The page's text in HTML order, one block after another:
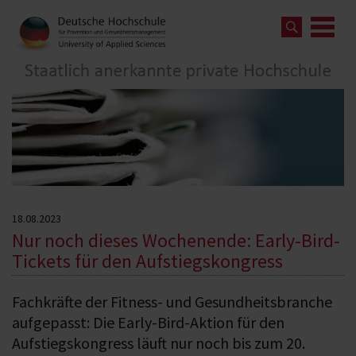
18.08.2023
Nur noch dieses Wochenende: Early-Bird-
Tickets für den Aufstiegskongress
Fachkräfte der Fitness- und Gesundheitsbranche
aufgepasst: Die Early-Bird-Aktion für den
Aufstiegskongress läuft nur noch bis zum 20.